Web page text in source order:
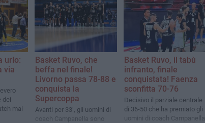
urlo:
via
dei
mai
Basket Ruvo, che
beffa nel finale!
Livorno passa 78-88 e
conquista la
Supercoppa
Avanti per 33’, gli uomini di
coach Campanella sono
Basket Ruvo, il tabù
infranto, finale
conquistata! Faenza
sconfitta 70-76
Decisivo il parziale centrale
di 36-50 che ha premiato gli
uomini di coach Campanella